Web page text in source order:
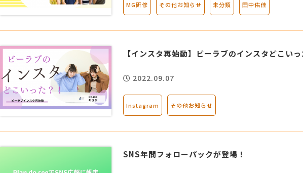
MG研修 その他お知らせ 未分類 田中佑佳
【インスタ再始動】ビーラブのインスタどこいっ
2022.09.07
Instagram その他お知らせ
SNS年間フォローパックが登場！